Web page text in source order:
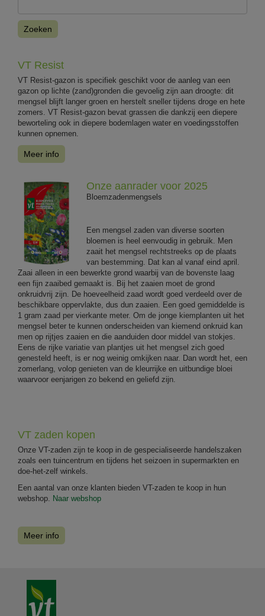
Zoeken
VT Resist
VT Resist-gazon is specifiek geschikt voor de aanleg van een
gazon op lichte (zand)gronden die gevoelig zijn aan droogte: dit
mengsel blijft langer groen en herstelt sneller tijdens droge en hete
zomers. VT Resist-gazon bevat grassen die dankzij een diepere
beworteling ook in diepere bodemlagen water en voedingsstoffen
kunnen opnemen.
Meer info
Onze aanrader voor 2025
Bloemzadenmengsels
Een mengsel zaden van diverse soorten
bloemen is heel eenvoudig in gebruik. Men
zaait het mengsel rechtstreeks op de plaats
van bestemming. Dat kan al vanaf eind april.
Zaai alleen in een bewerkte grond waarbij van de bovenste laag
een fijn zaaibed gemaakt is. Bij het zaaien moet de grond
onkruidvrij zijn. De hoeveelheid zaad wordt goed verdeeld over de
beschikbare oppervlakte, dus dun zaaien. Een goed gemiddelde is
1 gram zaad per vierkante meter. Om de jonge kiemplanten uit het
mengsel beter te kunnen onderscheiden van kiemend onkruid kan
men op rijtjes zaaien en die aanduiden door middel van stokjes.
Eens de rijke variatie van plantjes uit het mengsel zich goed
genesteld heeft, is er nog weinig omkijken naar. Dan wordt het, een
zomerlang, volop genieten van de kleurrijke en uitbundige bloei
waarvoor eenjarigen zo bekend en geliefd zijn.
VT zaden kopen
Onze VT-zaden zijn te koop in de gespecialiseerde handelszaken
zoals een tuincentrum en tijdens het seizoen in supermarkten en
doe-het-zelf winkels.
Een aantal van onze klanten bieden VT-zaden te koop in hun
webshop.
Naar webshop
Meer info